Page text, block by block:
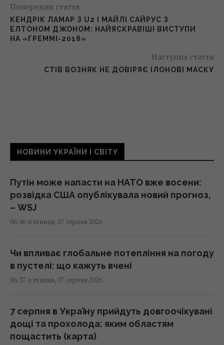
Попередня стаття
КЕНДРІК ЛАМАР З U2 І МАЙЛІ САЙРУС З
ЕЛТОНОМ ДЖОНОМ: НАЙЯСКРАВІШІ ВИСТУПИ
НА «ГРЕММІ-2018»
Наступна стаття
СТІВ ВОЗНЯК НЕ ДОВІРЯЄ ІЛОНОВІ МАСКУ
НОВИНИ УКРАЇНИ І СВІТУ
Путін може напасти на НАТО вже восени:
розвідка США опублікувала новий прогноз,
– WSJ
06:46 п'ятниця, 07 серпня 2026
Чи впливає глобальне потепління на погоду
в пустелі: що кажуть вчені
06:37 п'ятниця, 07 серпня 2026
7 серпня в Україну прийдуть довгоочікувані
дощі та прохолода: яким областям
пощастить (карта)